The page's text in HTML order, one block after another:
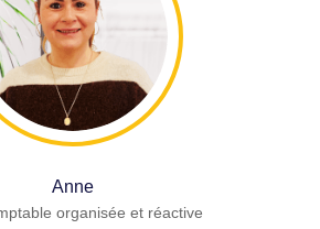
Anne
organisée et réactive